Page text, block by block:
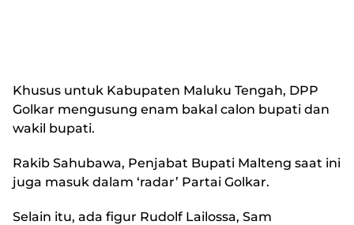
Khusus untuk Kabupaten Maluku Tengah, DPP
Golkar mengusung enam bakal calon bupati dan
wakil bupati.
Rakib Sahubawa, Penjabat Bupati Malteng saat ini
juga masuk dalam ‘radar’ Partai Golkar.
Selain itu, ada figur Rudolf Lailossa, Sam